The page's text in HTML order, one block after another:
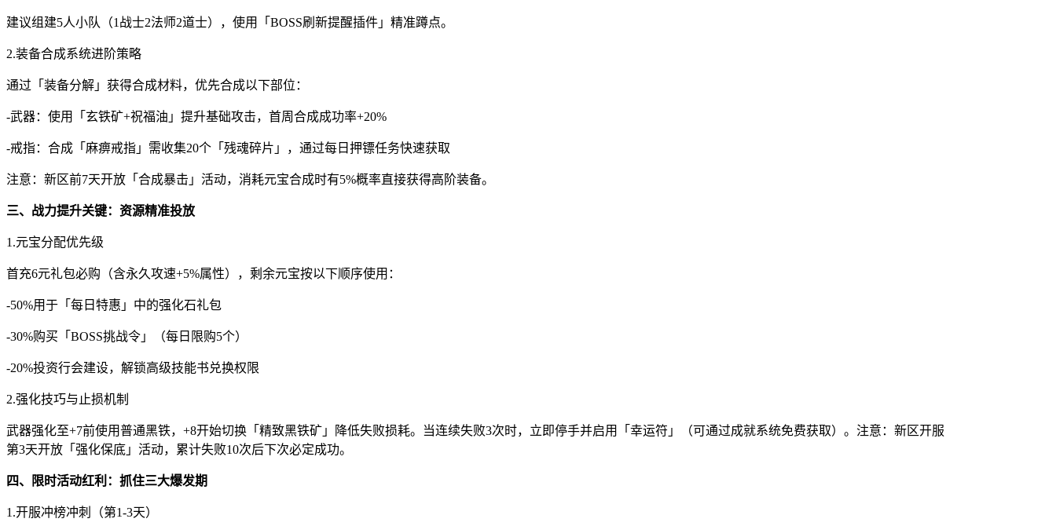
建议组建5人小队（1战士2法师2道士），使用「BOSS刷新提醒插件」精准蹲点。
2.装备合成系统进阶策略
通过「装备分解」获得合成材料，优先合成以下部位：
-武器：使用「玄铁矿+祝福油」提升基础攻击，首周合成成功率+20%
-戒指：合成「麻痹戒指」需收集20个「残魂碎片」，通过每日押镖任务快速获取
注意：新区前7天开放「合成暴击」活动，消耗元宝合成时有5%概率直接获得高阶装备。
三、战力提升关键：资源精准投放
1.元宝分配优先级
首充6元礼包必购（含永久攻速+5%属性），剩余元宝按以下顺序使用：
-50%用于「每日特惠」中的强化石礼包
-30%购买「BOSS挑战令」（每日限购5个）
-20%投资行会建设，解锁高级技能书兑换权限
2.强化技巧与止损机制
武器强化至+7前使用普通黑铁，+8开始切换「精致黑铁矿」降低失败损耗。当连续失败3次时，立即停手并启用「幸运符」（可通过成就系统免费获取）。注意：新区开服
第3天开放「强化保底」活动，累计失败10次后下次必定成功。
四、限时活动红利：抓住三大爆发期
1.开服冲榜冲刺（第1-3天）